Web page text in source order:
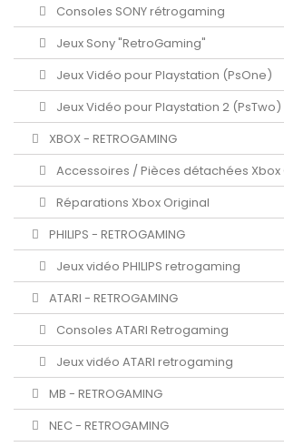
Consoles SONY rétrogaming
Jeux Sony "RetroGaming"
Jeux Vidéo pour Playstation (PsOne)
Jeux Vidéo pour Playstation 2 (PsTwo)
XBOX - RETROGAMING
Accessoires / Pièces détachées Xbox
Réparations Xbox Original
PHILIPS - RETROGAMING
Jeux vidéo PHILIPS retrogaming
ATARI - RETROGAMING
Consoles ATARI Retrogaming
Jeux vidéo ATARI retrogaming
MB - RETROGAMING
NEC - RETROGAMING